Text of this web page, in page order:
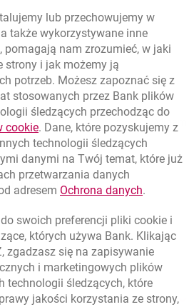
karciekarcie
Migam
bankomat otwiera się w nowej karcie
w nowej karcie
lub przechowujemy w
także wykorzystywane inne
pomagają nam zrozumieć, w jaki
strony i jak możemy ją
potrzeb. Możesz zapoznać się z
stosowanych przez Bank plików
śledzących przechodząc do
cookielink otwiera się w nowym oknie
. Dane, które pozyskujemy z
technologii śledzących
danymi na Twój temat, które już
przetwarzania danych
adresem Ochrona danychlink
.
swoich preferencji pliki cookie i
których używa Bank. Klikając
zgadzasz się na zapisywanie
i marketingowych plików
technologii śledzących, które
jakości korzystania ze strony,